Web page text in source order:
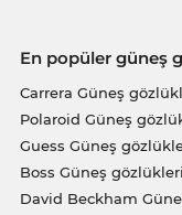
En popüler güneş
Carrera Güneş
Polaroid Güneş
Guess Güneş
Boss Güneş gözlükleri
David Beckham